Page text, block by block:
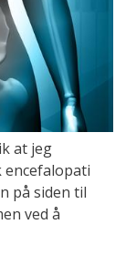
at jeg
encefalopati
på siden til
ved å